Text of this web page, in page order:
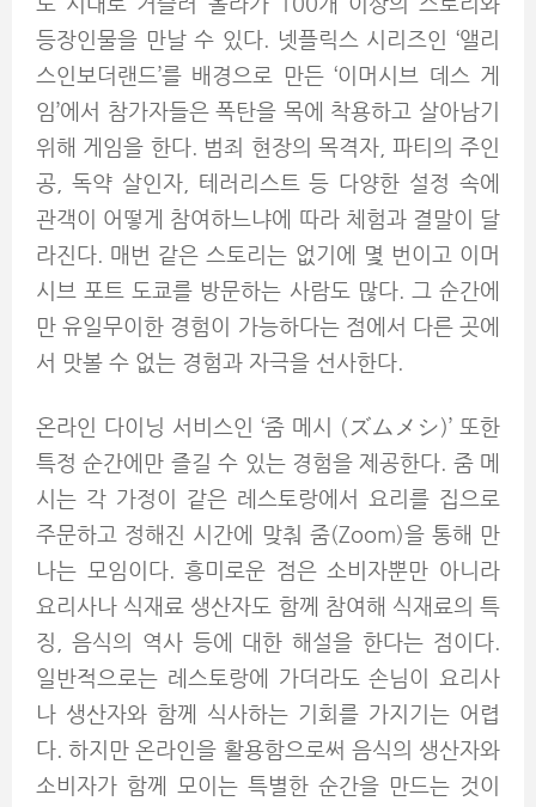
등장인물을 만날 수 있다. 넷플릭스 시리즈인 ‘앨리
스인보더랜드’를 배경으로 만든 ‘이머시브 데스 게
임’에서 참가자들은 폭탄을 목에 착용하고 살아남기
위해 게임을 한다. 범죄 현장의 목격자, 파티의 주인
공, 독약 살인자, 테러리스트 등 다양한 설정 속에
관객이 어떻게 참여하느냐에 따라 체험과 결말이 달
라진다. 매번 같은 스토리는 없기에 몇 번이고 이머
시브 포트 도쿄를 방문하는 사람도 많다. 그 순간에
만 유일무이한 경험이 가능하다는 점에서 다른 곳에
서 맛볼 수 없는 경험과 자극을 선사한다.
온라인 다이닝 서비스인 ‘줌 메시 (ズムメシ)’ 또한
특정 순간에만 즐길 수 있는 경험을 제공한다. 줌 메
시는 각 가정이 같은 레스토랑에서 요리를 집으로
주문하고 정해진 시간에 맞춰 줌(Zoom)을 통해 만
나는 모임이다. 흥미로운 점은 소비자뿐만 아니라
요리사나 식재료 생산자도 함께 참여해 식재료의 특
징, 음식의 역사 등에 대한 해설을 한다는 점이다.
일반적으로는 레스토랑에 가더라도 손님이 요리사
나 생산자와 함께 식사하는 기회를 가지기는 어렵
다. 하지만 온라인을 활용함으로써 음식의 생산자와
소비자가 함께 모이는 특별한 순간을 만드는 것이